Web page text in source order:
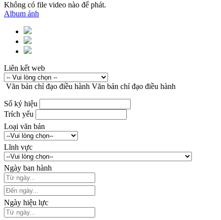
Không có file video nào để phát.
Album ảnh
Liên kết web
Văn bản chỉ đạo điều hành Văn bản chỉ đạo điều hành
Số ký hiệu
Trích yếu
Loại văn bản
Lĩnh vực
Ngày ban hành
Ngày hiệu lực